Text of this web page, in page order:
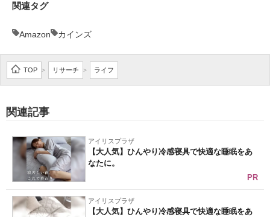
企業向けIT製品の総合サイト
製造業のIT導入・活用を支援
モノづくり技術者専門サイト
エレクトロニクス専門サイト
電子設計の基本と応用
関連タグ
Amazon カインズ
TOP > リサーチ > ライフ
関連記事
アイリスプラザ
【大人気】ひんやり冷感寝具で快適な睡眠をあ
なたに。
PR
アイリスプラザ
【大人気】ひんやり冷感寝具で快適な睡眠をあ